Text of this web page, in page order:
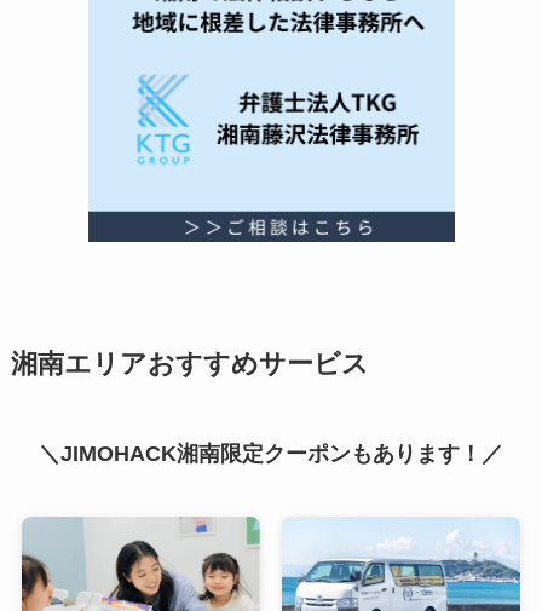
湘南エリアおすすめサービス
＼JIMOHACK湘南限定クーポンもあります！／